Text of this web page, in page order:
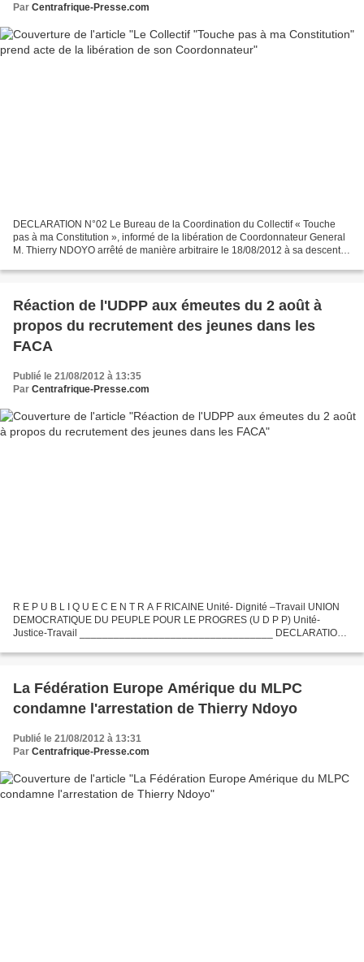
Par Centrafrique-Presse.com
DECLARATION N°02 Le Bureau de la Coordination du Collectif « Touche
pas à ma Constitution », informé de la libération de Coordonnateur General
M. Thierry NDOYO arrêté de manière arbitraire le 18/08/2012 à sa descente
Réaction de l'UDPP aux émeutes du 2 août à
propos du recrutement des jeunes dans les
FACA
Publié le 21/08/2012 à 13:35
Par Centrafrique-Presse.com
R E P U B L I Q U E C E N T R A F RICAINE Unité- Dignité –Travail UNION
DEMOCRATIQUE DU PEUPLE POUR LE PROGRES (U D P P) Unité-
Justice-Travail __________________________________ DECLARATION
La Fédération Europe Amérique du MLPC
condamne l'arrestation de Thierry Ndoyo
Publié le 21/08/2012 à 13:31
Par Centrafrique-Presse.com